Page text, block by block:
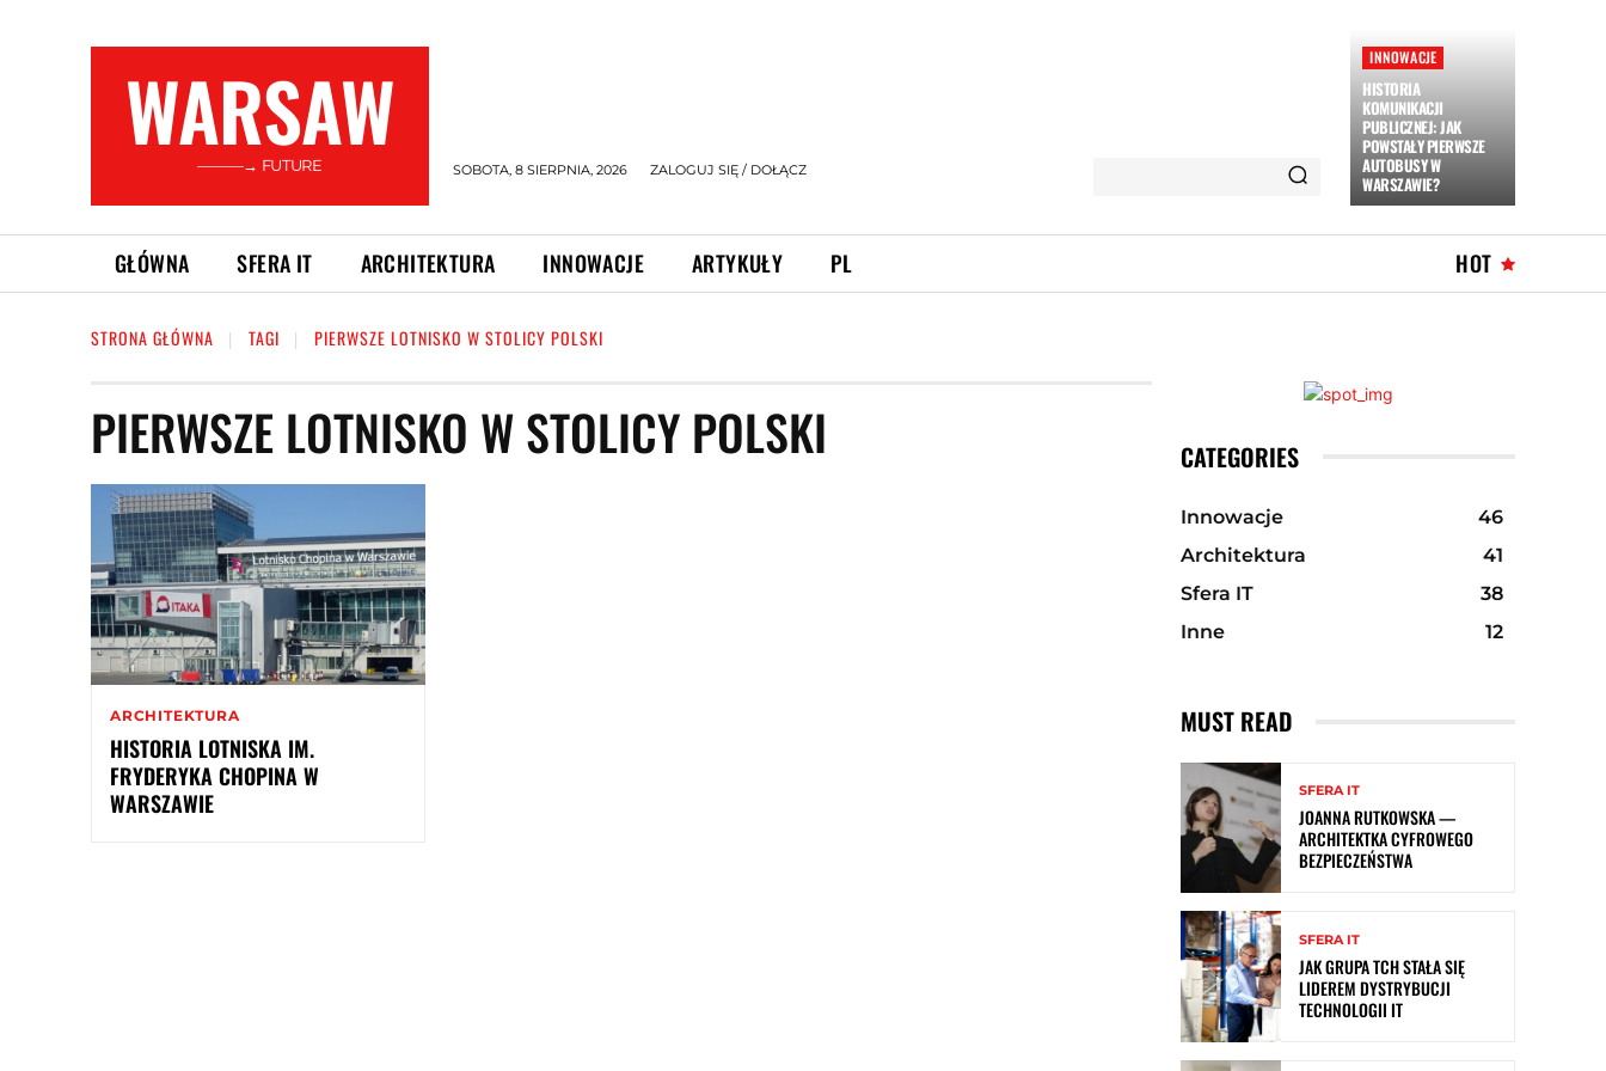
WARSAW
———→ FUTURE SOBOTA, 8 SIERPNIA, 2026 ZALOGUJ SIĘ / DOŁĄCZ
INNOWACJE
HISTORIA
KOMUNIKACJI
PUBLICZNEJ: JAK
POWSTAŁY PIERWSZE
AUTOBUSY W
WARSZAWIE?
GŁÓWNA SFERA IT ARCHITEKTURA INNOWACJE ARTYKUŁY PL HOT
STRONA GŁÓWNA TAGI PIERWSZE LOTNISKO W STOLICY POLSKI
PIERWSZE LOTNISKO W STOLICY POLSKI
ARCHITEKTURA
HISTORIA LOTNISKA IM.
FRYDERYKA CHOPINA W
WARSZAWIE
CATEGORIES
Innowacje
46
Architektura
41
Sfera IT
38
Inne
12
MUST READ
SFERA IT
JOANNA RUTKOWSKA —
ARCHITEKTKA CYFROWEGO
BEZPIECZEŃSTWA
SFERA IT
JAK GRUPA TCH STAŁA SIĘ
LIDEREM DYSTRYBUCJI
TECHNOLOGII IT